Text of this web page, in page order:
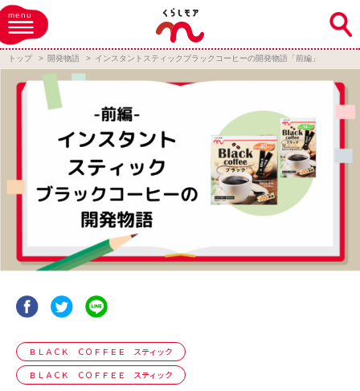
menu
トップ 開発物語 インスタントスティックブラックコーヒーの開発物語「前編」
ＢＬＡＣＫ ＣＯＦＦＥＥ スティック
ＢＬＡＣＫ ＣＯＦＦＥＥ スティック